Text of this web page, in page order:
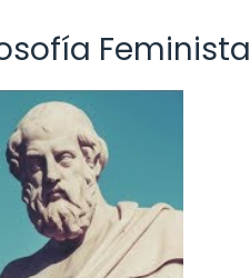
Feminista